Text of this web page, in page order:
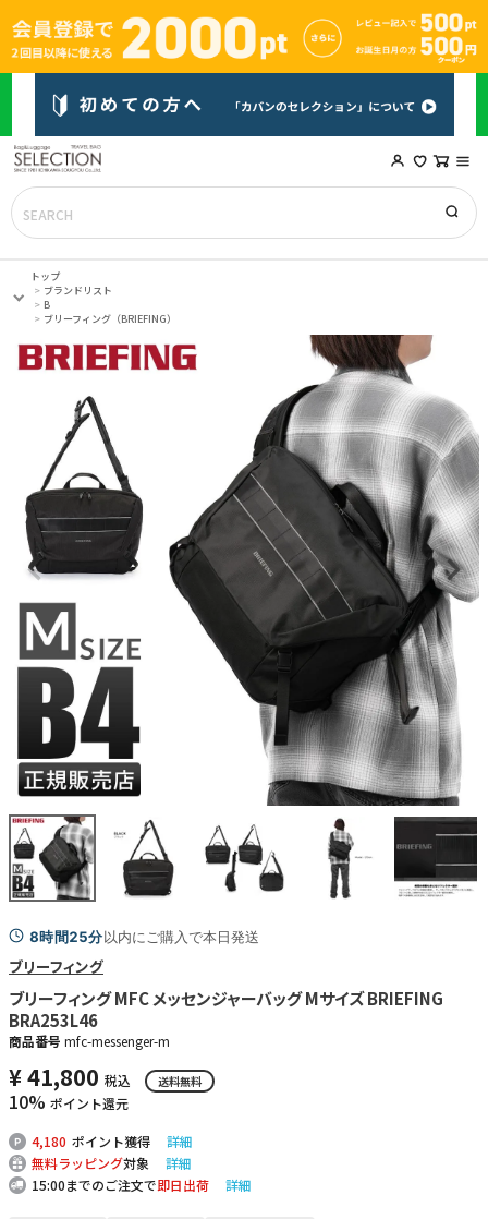
トップ
ブランドリスト
B
ブリーフィング（BRIEFING）
8時間25分以内にご購入で本日発送
ブリーフィング
ブリーフィング MFC メッセンジャーバッグ Mサイズ BRIEFING
BRA253L46
商品番号 mfc-messenger-m
¥41,800 税込 送料無料
10% ポイント還元
4,180 ポイント獲得
詳細
無料ラッピング対象
詳細
15:00までのご注文で即日出荷 詳細